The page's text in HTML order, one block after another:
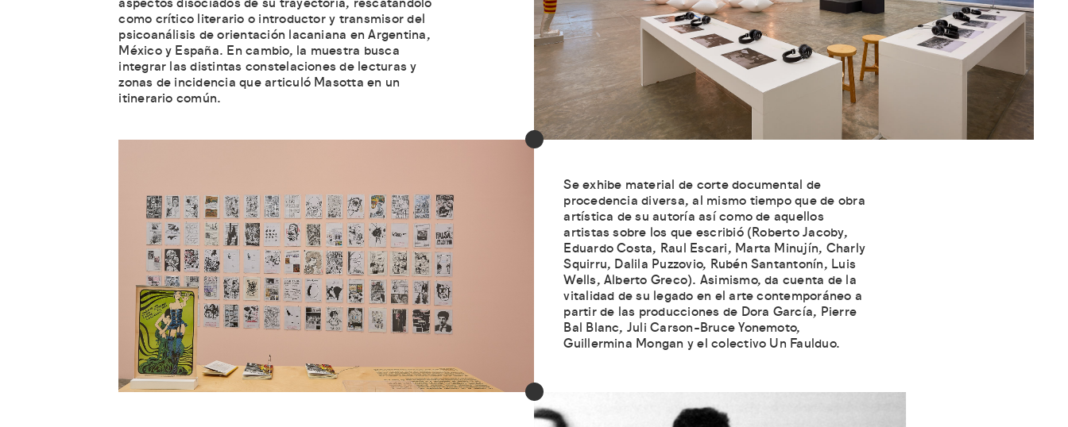
aspectos disociados de su trayectoria, rescatándolo
como crítico literario o introductor y transmisor del
psicoanálisis de orientación lacaniana en Argentina,
México y España. En cambio, la muestra busca
integrar las distintas constelaciones de lecturas y
zonas de incidencia que articuló Masotta en un
itinerario común.
Se exhibe material de corte documental de
procedencia diversa, al mismo tiempo que de obra
artística de su autoría así como de aquellos
artistas sobre los que escribió (Roberto Jacoby,
Eduardo Costa, Raul Escari, Marta Minujín, Charly
Squirru, Dalila Puzzovio, Rubén Santantonín, Luis
Wells, Alberto Greco). Asimismo, da cuenta de la
vitalidad de su legado en el arte contemporáneo a
partir de las producciones de Dora García, Pierre
Bal Blanc, Juli Carson-Bruce Yonemoto,
Guillermina Mongan y el colectivo Un Faulduo.